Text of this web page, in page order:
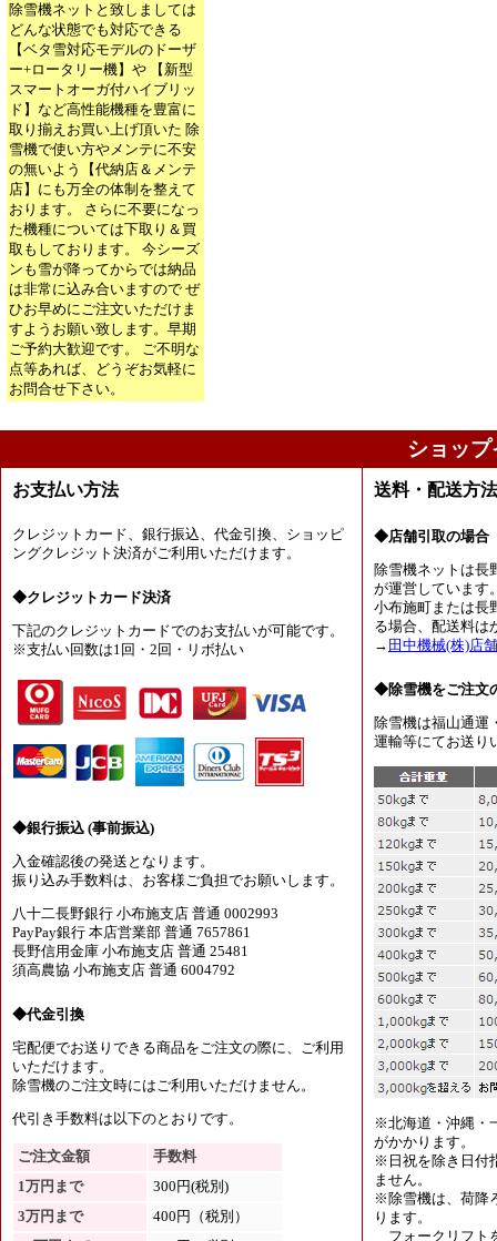
除雪機ネットと致しましては
どんな状態でも対応できる
【ベタ雪対応モデルのドーザ
ー+ロータリー機】や 【新型
スマートオーガ付ハイブリッ
ド】など高性能機種を豊富に
取り揃えお買い上げ頂いた 除
雪機で使い方やメンテに不安
の無いよう【代納店＆メンテ
店】にも万全の体制を整えて
おります。 さらに不要になっ
た機種については下取り＆買
取もしております。 今シーズ
ンも雪が降ってからでは納品
は非常に込み合いますので ぜ
ひお早めにご注文いただけま
すようお願い致します。早期
ご予約大歓迎です。 ご不明な
点等あれば、どうぞお気軽に
お問合せ下さい。
ショッ
お支払い方法
クレジットカード、銀行振込、代金引換、ショッピ
ングクレジット決済がご利用いただけます。
◆クレジットカード決済
下記のクレジットカードでのお支払いが可能です。
※支払い回数は1回・2回・リボ払い
◆銀行振込 (事前振込)
入金確認後の発送となります。
振り込み手数料は、お客様ご負担でお願いします。
八十二長野銀行 小布施支店 普通 0002993
PayPay銀行 本店営業部 普通 7657861
長野信用金庫 小布施支店 普通 25481
須高農協 小布施支店 普通 6004792
◆代金引換
宅配便でお送りできる商品をご注文の際に、ご利用
いただけます。
除雪機のご注文時にはご利用いただけません。
代引き手数料は以下のとおりです。
ご注文金額
手数料
1万円まで
300円(税別)
3万円まで
400円（税別）
送料・配送方
◆店舗引取の場合
除雪機ネットは長
が運営しています
小布施町または長
る場合、配送料は
→ 田中機械(株)店
◆除雪機をご注文
除雪機は福山通運
運輸等にてお送り
※北海道・沖縄・
がかかります。
※日祝を除き日付
ません。
※除雪機は、荷降
ります。
フォークリフト